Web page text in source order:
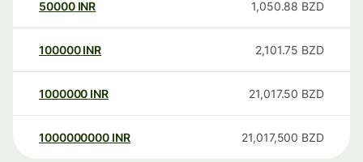
50000 INR 1,050.88 BZD
100000 INR 2,101.75 BZD
1000000 INR 21,017.50 BZD
1000000000 INR 21,017,500 BZD